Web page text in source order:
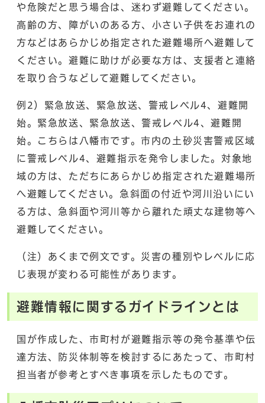
や危険だと思う場合は、迷わず避難してください。
高齢の方、障がいのある方、小さい子供をお連れの
方などはあらかじめ指定された避難場所へ避難して
ください。避難に助けが必要な方は、支援者と連絡
を取り合うなどして避難してください。
例2）緊急放送、緊急放送、警戒レベル4、避難開
始。緊急放送、緊急放送、警戒レベル4、避難開
始。こちらは八幡市です。市内の土砂災害警戒区域
に警戒レベル4、避難指示を発令しました。対象地
域の方は、ただちにあらかじめ指定された避難場所
へ避難してください。急斜面の付近や河川沿いにい
る方は、急斜面や河川等から離れた頑丈な建物等へ
避難してください。
（注）あくまで例文です。災害の種別やレベルに応
じ表現が変わる可能性があります。
避難情報に関するガイドラインとは
国が作成した、市町村が避難指示等の発令基準や伝
達方法、防災体制等を検討するにあたって、市町村
担当者が参考とすべき事項を示したものです。